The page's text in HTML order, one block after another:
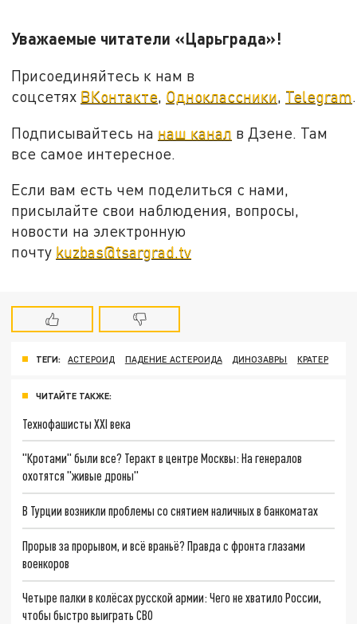
Уважаемые читатели «Царьграда»!
Присоединяйтесь к нам в
соцсетях ВКонтакте, Одноклассники, Telegram.
Подписывайтесь на наш канал в Дзене. Там
все самое интересное.
Если вам есть чем поделиться с нами,
присылайте свои наблюдения, вопросы,
новости на электронную
почту kuzbas@tsargrad.tv
ТЕГИ: АСТЕРОИД ПАДЕНИЕ АСТЕРОИДА ДИНОЗАВРЫ КРАТЕР
ЧИТАЙТЕ ТАКЖЕ:
Технофашисты XXI века
"Кротами" были все? Теракт в центре Москвы: На генералов
охотятся "живые дроны"
В Турции возникли проблемы со снятием наличных в банкоматах
Прорыв за прорывом, и всё враньё? Правда с фронта глазами
военкоров
Четыре палки в колёсах русской армии: Чего не хватило России,
чтобы быстро выиграть СВО